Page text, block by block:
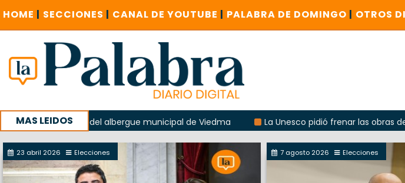
HOME | SECCIONES | CANAL DE YOUTUBE | PALABRA DE DOMINGO | OTROS
MAS LEIDOS
explosión del albergue municipal de Viedma La Unesco pidió frenar las obras del
con un encuentro provincial en Roca
23 abril 2026 Elecciones 7 agosto 2026 Elecciones